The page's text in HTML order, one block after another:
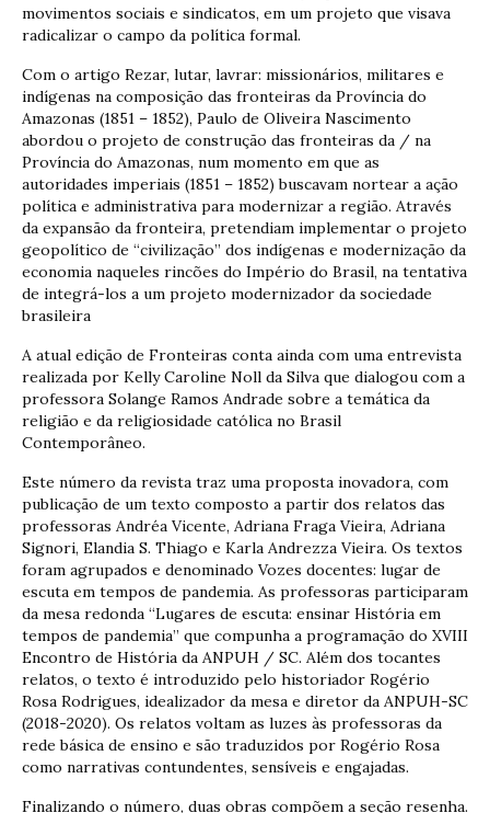
movimentos sociais e sindicatos, em um projeto que visava
radicalizar o campo da política formal.
Com o artigo Rezar, lutar, lavrar: missionários, militares e
indígenas na composição das fronteiras da Província do
Amazonas (1851 – 1852), Paulo de Oliveira Nascimento
abordou o projeto de construção das fronteiras da / na
Província do Amazonas, num momento em que as
autoridades imperiais (1851 – 1852) buscavam nortear a ação
política e administrativa para modernizar a região. Através
da expansão da fronteira, pretendiam implementar o projeto
geopolítico de “civilização” dos indígenas e modernização da
economia naqueles rincões do Império do Brasil, na tentativa
de integrá-los a um projeto modernizador da sociedade
brasileira
A atual edição de Fronteiras conta ainda com uma entrevista
realizada por Kelly Caroline Noll da Silva que dialogou com a
professora Solange Ramos Andrade sobre a temática da
religião e da religiosidade católica no Brasil
Contemporâneo.
Este número da revista traz uma proposta inovadora, com
publicação de um texto composto a partir dos relatos das
professoras Andréa Vicente, Adriana Fraga Vieira, Adriana
Signori, Elandia S. Thiago e Karla Andrezza Vieira. Os textos
foram agrupados e denominado Vozes docentes: lugar de
escuta em tempos de pandemia. As professoras participaram
da mesa redonda “Lugares de escuta: ensinar História em
tempos de pandemia” que compunha a programação do XVIII
Encontro de História da ANPUH / SC. Além dos tocantes
relatos, o texto é introduzido pelo historiador Rogério
Rosa Rodrigues, idealizador da mesa e diretor da ANPUH-SC
(2018-2020). Os relatos voltam as luzes às professoras da
rede básica de ensino e são traduzidos por Rogério Rosa
como narrativas contundentes, sensíveis e engajadas.
Finalizando o número, duas obras compõem a seção resenha.